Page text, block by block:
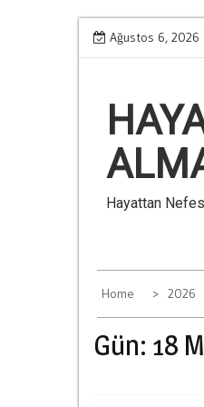
Skip
Ağustos 6, 2026
Kumarin Aile
Hayattan
Home 2026
Gün: 18